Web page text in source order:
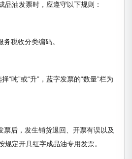
品油发票时，应遵守以下规则：
税收分类编码。
吨”或“升”，蓝字发票的“数量”栏为
后，发生销货退回、开票有误以及
规定开具红字成品油专用发票。